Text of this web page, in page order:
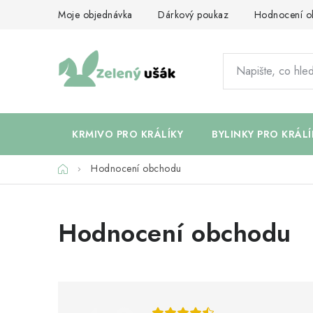
Moje objednávka Dárkový poukaz Hodnocení
KRMIVO PRO KRÁLÍKY BYLINKY PRO
DomůHodnocení obchodu
Hodnocení obchodu
V